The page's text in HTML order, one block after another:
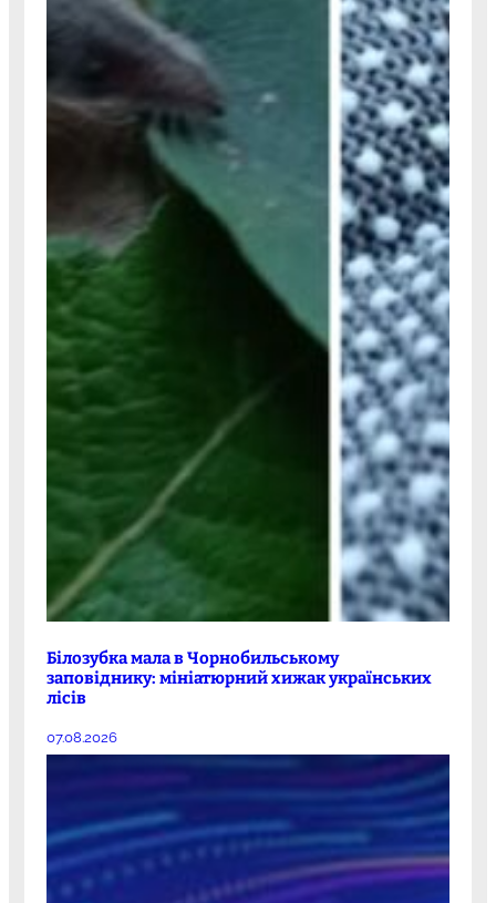
Білозубка мала в Чорнобильському
заповіднику: мініатюрний хижак українських
лісів
07.08.2026